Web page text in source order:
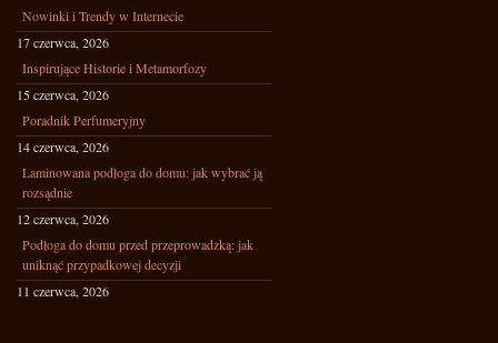
Nowinki i Trendy w Internecie
17 czerwca, 2026
Inspirujące Historie i Metamorfozy
15 czerwca, 2026
Poradnik Perfumeryjny
14 czerwca, 2026
Laminowana podłoga do domu: jak wybrać ją
rozsądnie
12 czerwca, 2026
Podłoga do domu przed przeprowadzką: jak
uniknąć przypadkowej decyzji
11 czerwca, 2026